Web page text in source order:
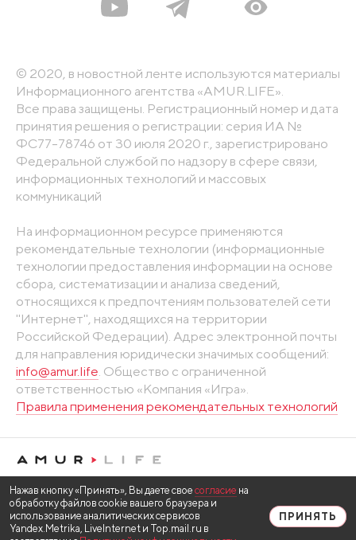
© 2020, в новостной ленте используются материалы
Информационного агентства «AMUR.LIFE».
Все права защищены. Регистрационный номер и дата
принятия решения о регистрации: серия ИА №
ФС77-78746 от 30 июля 2020 г., зарегистрировано
Федеральной службой по надзору в сфере связи,
информационных технологий и массовых
коммуникаций
На информационном ресурсе применяются
рекомендательные технологии (информационные
технологии предоставления информации на основе
сбора, систематизации и анализа сведений,
относящихся к предпочтениям пользователей сети
"Интернет", находящихся на территории
Российской Федерации). Адрес электронной почты
для направления юридически значимых сообщений:
info@amur.life. Общество с ограниченной
ответственностью «Компания «Игра».
Правила применения рекомендательных технологий
Нажав кнопку «Принять», Вы даете свое согласие на
обработку файлов cookie вашего браузера и
использование аналитических сервисов
Yandex.Metrika, LiveInternet и Top.mail.ru в
ПРИНЯТЬ